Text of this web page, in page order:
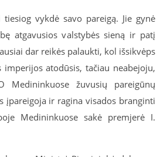
vykdė savo pareigą. Jie gynė
atgavusios valstybės sieną ir patį
dar reikės palaukti, kol išsikvėps
imperijos atodūsis, tačiau neabejoju,
Medininkuose žuvusių pareigūnų
įpareigoja ir ragina visados branginti
Medininkuose sakė premjerė I.